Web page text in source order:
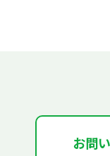
お問